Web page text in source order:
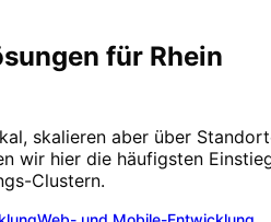
für Rhein
skalieren aber über
wir hier die häufigsten
Clustern.